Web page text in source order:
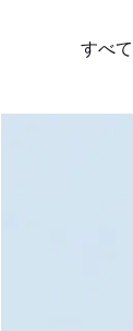
すべて